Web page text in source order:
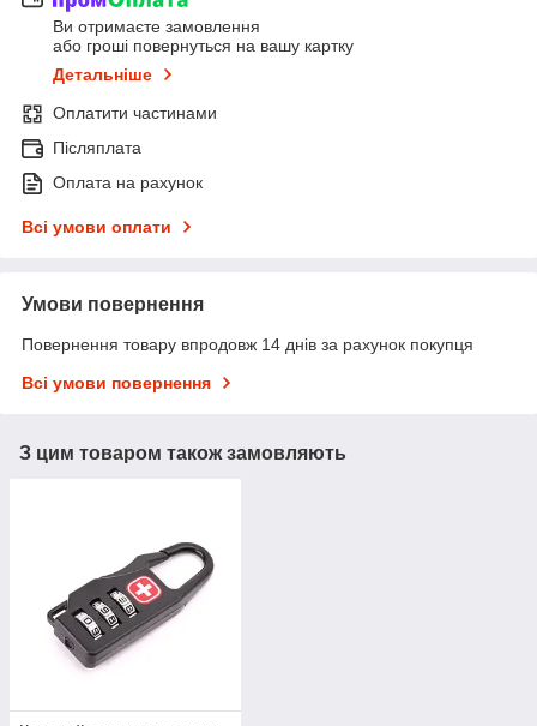
Ви отримаєте замовлення
або гроші повернуться на вашу картку
Детальніше
Оплатити частинами
Післяплата
Оплата на рахунок
Всі умови оплати
Умови повернення
Повернення товару впродовж 14 днів за рахунок покупця
Всі умови повернення
З цим товаром також замовляють